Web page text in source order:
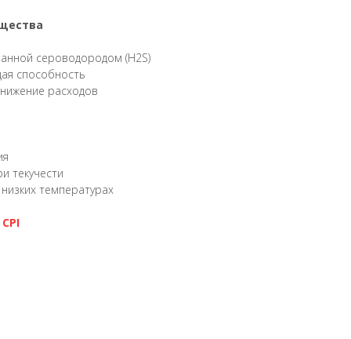
сероводородом (H2S)
способность
расходов
текучести
температурах